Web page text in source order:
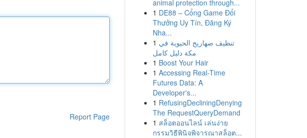
Report Page
animal protection through...
1 DE88 – Cổng Game Đổi
Thưởng Uy Tín, Đăng Ký
Nha...
1 تنظيف صهاريج الحيوية في
مكة دليل كامل
1 Boost Your Hair
1 Accessing Real-Time
Futures Data: A
Developer's...
1 RefusingDecliningDenying
The RequestQueryDemand
1 สล็อตออนไลน์ เล่นง่าย
กรรมวิธีพินิจพิจารณาสล็อต...